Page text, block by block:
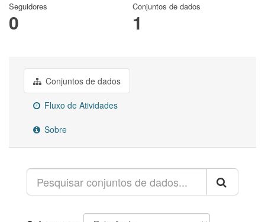
Seguidores
0
Conjuntos de dados
1
Conjuntos de dados
Fluxo de Atividades
Sobre